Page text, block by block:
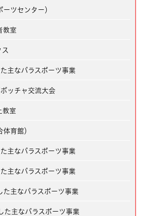
ツセンター）
教室
ス
主なパラスポーツ事業
ッチャ交流大会
教室
育館）
主なパラスポーツ事業
主なパラスポーツ事業
た主なパラスポーツ事業
た主なパラスポーツ事業